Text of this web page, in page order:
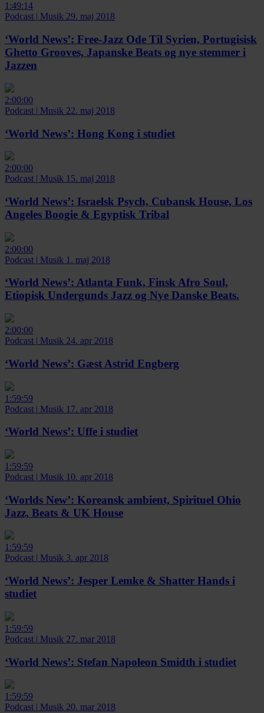
1:49:14
Podcast | Musik 29. maj 2018
‘World News’: Free-Jazz Ode Til Syrien, Portugisisk
Ghetto Grooves, Japanske Beats og nye stemmer i
Jazzen
2:00:00
Podcast | Musik 22. maj 2018
‘World News’: Hong Kong i studiet
2:00:00
Podcast | Musik 15. maj 2018
‘World News’: Israelsk Psych, Cubansk House, Los
Angeles Boogie & Egyptisk Tribal
2:00:00
Podcast | Musik 1. maj 2018
‘World News’: Atlanta Funk, Finsk Afro Soul,
Etiopisk Undergunds Jazz og Nye Danske Beats.
2:00:00
Podcast | Musik 24. apr 2018
‘World News’: Gæst Astrid Engberg
1:59:59
Podcast | Musik 17. apr 2018
‘World News’: Uffe i studiet
1:59:59
Podcast | Musik 10. apr 2018
‘Worlds New’: Koreansk ambient, Spirituel Ohio
Jazz, Beats & UK House
1:59:59
Podcast
Musik 3. apr 2018
‘World News’: Jesper Lemke & Shatter Hands i
studiet
1:59:59
Podcast | Musik 27. mar 2018
‘World News’: Stefan Napoleon Smidth i studiet
1:59:59
Podcast | Musik 20. mar 2018